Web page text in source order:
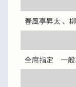
春風亭昇太 、
全席指定 一